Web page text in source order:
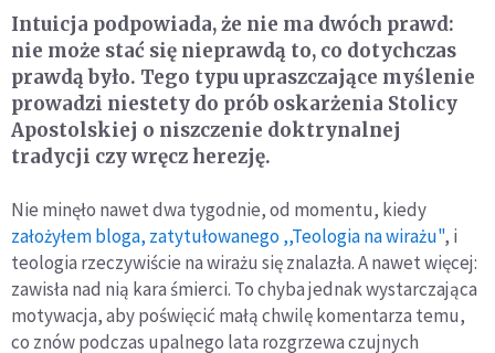
Intuicja podpowiada, że nie ma dwóch prawd:
nie może stać się nieprawdą to, co dotychczas
prawdą było. Tego typu upraszczające myślenie
prowadzi niestety do prób oskarżenia Stolicy
Apostolskiej o niszczenie doktrynalnej
tradycji czy wręcz herezję.
Nie minęło nawet dwa tygodnie, od momentu, kiedy
założyłem bloga, zatytułowanego ,,Teologia na wirażu", i
teologia rzeczywiście na wirażu się znalazła. A nawet więcej:
zawisła nad nią kara śmierci. To chyba jednak wystarczająca
motywacja, aby poświęcić małą chwilę komentarza temu,
co znów podczas upalnego lata rozgrzewa czujnych